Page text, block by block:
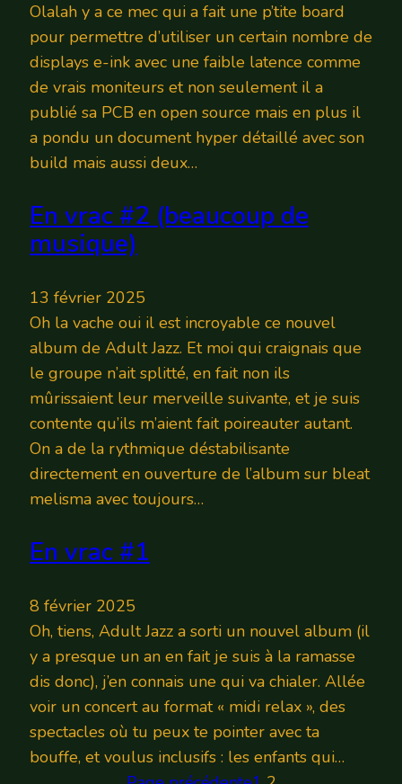
Olalah y a ce mec qui a fait une p’tite board
pour permettre d’utiliser un certain nombre de
displays e-ink avec une faible latence comme
de vrais moniteurs et non seulement il a
publié sa PCB en open source mais en plus il
a pondu un document hyper détaillé avec son
build mais aussi deux…
En vrac #2 (beaucoup de
musique)
13 février 2025
Oh la vache oui il est incroyable ce nouvel
album de Adult Jazz. Et moi qui craignais que
le groupe n’ait splitté, en fait non ils
mûrissaient leur merveille suivante, et je suis
contente qu’ils m’aient fait poireauter autant.
On a de la rythmique déstabilisante
directement en ouverture de l’album sur bleat
melisma avec toujours…
En vrac #1
8 février 2025
Oh, tiens, Adult Jazz a sorti un nouvel album (il
y a presque un an en fait je suis à la ramasse
dis donc), j’en connais une qui va chialer. Allée
voir un concert au format « midi relax », des
spectacles où tu peux te pointer avec ta
bouffe, et voulus inclusifs : les enfants qui…